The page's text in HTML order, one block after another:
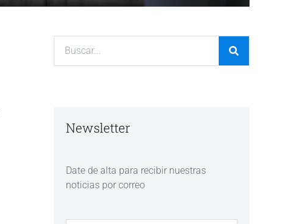
Newsletter
Date de alta para recibir nuestras
noticias por correo